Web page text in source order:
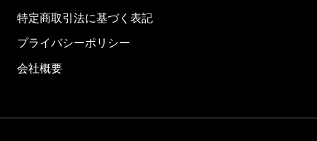
特定商取引法に基づく表記
プライバシーポリシー
会社概要